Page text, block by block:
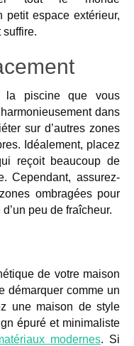
petit espace extérieur,
la piscine que vous
harmonieusement dans
sur d’autres zones
Idéalement, placez
reçoit beaucoup de
Cependant, assurez-
ombragées pour
peu de fraîcheur.
de votre maison
démarquer comme un
une maison de style
épuré et minimaliste
ux modernes. Si